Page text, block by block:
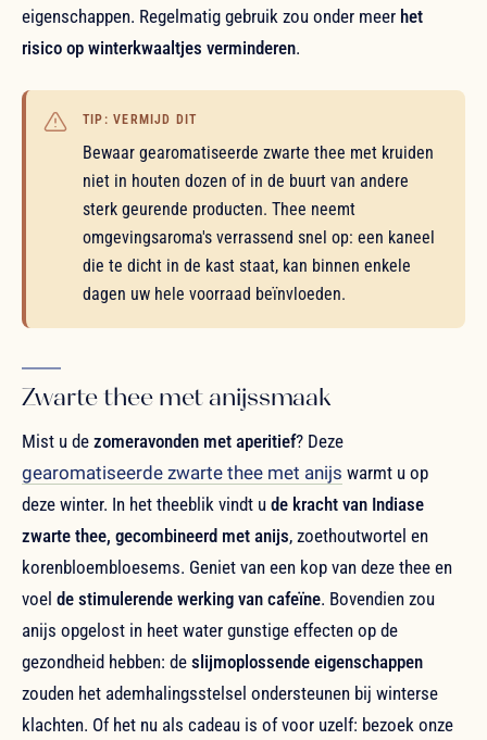
eigenschappen. Regelmatig gebruik zou onder meer het
risico op winterkwaaltjes verminderen.
TIP: VERMIJD DIT
Bewaar gearomatiseerde zwarte thee met kruiden
niet in houten dozen of in de buurt van andere
sterk geurende producten. Thee neemt
omgevingsaroma's verrassend snel op: een kaneel
die te dicht in de kast staat, kan binnen enkele
dagen uw hele voorraad beïnvloeden.
Zwarte thee met anijssmaak
Mist u de zomeravonden met aperitief? Deze
gearomatiseerde zwarte thee met anijs warmt u op
deze winter. In het theeblik vindt u de kracht van Indiase
zwarte thee, gecombineerd met anijs, zoethoutwortel en
korenbloembloesems. Geniet van een kop van deze thee en
voel de stimulerende werking van cafeïne. Bovendien zou
anijs opgelost in heet water gunstige effecten op de
gezondheid hebben: de slijmoplossende eigenschappen
zouden het ademhalingsstelsel ondersteunen bij winterse
klachten. Of het nu als cadeau is of voor uzelf: bezoek onze